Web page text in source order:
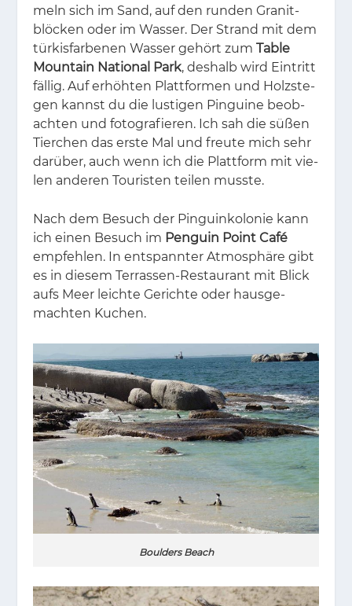
meln sich im Sand, auf den run­den Gra­nit­
blö­cken oder im Was­ser. Der Strand mit dem
tür­kis­far­be­nen Was­ser ge­hört zumTable
Mountain National Park, des­halb wird Ein­tritt
fäl­lig. Auf er­höh­ten Platt­for­men und Holz­ste­
gen kannst du die lus­ti­gen Pin­gui­ne be­ob­
ach­ten und fo­to­gra­fie­ren. Ich sah die sü­ßen
Tier­chen das ers­te Mal und freu­te mich sehr
dar­über, auch wenn ich die Platt­form mit vie­
len an­de­ren Tou­ris­ten tei­len muss­te.
Nach dem Be­such der Pin­guin­ko­lo­nie kann
ich ei­nen Be­such im Penguin Point Café
emp­feh­len. In ent­spann­ter At­mo­sphä­re gibt
es in die­sem Ter­ras­sen-Re­stau­rant mit Blick
aufs Meer leich­te Ge­rich­te oder haus­ge­
mach­ten Ku­chen.
Boulders Beach